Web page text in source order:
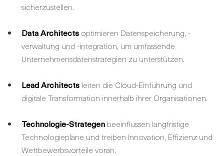
sicherzustellen.
Data Architects optimieren Datenspeicherung, -
verwaltung und -integration, um umfassende
Unternehmensdatenstrategien zu unterstützen.
Lead Architects leiten die Cloud-Einführung und
digitale Transformation innerhalb ihrer Organisationen.
Technologie-Strategen beeinflussen langfristige
Technologiepläne und treiben Innovation, Effizienz und
Wettbewerbsvorteile voran.